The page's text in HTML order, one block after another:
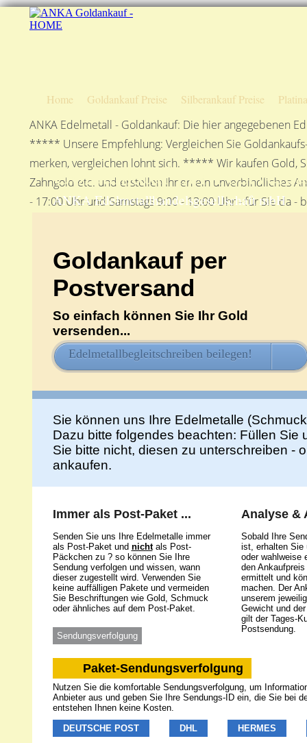
Home Goldankauf Preise Silberankauf Preise
ANKA Edelmetall - Goldankauf: Die hier angegebenen
***** Unsere Empfehlung: Vergleichen Sie
merken, vergleichen lohnt sich. ***** Wir kaufen Gold,
Zahngold etc. und erstellen Ihnen ein unverbindliches
- 17:00 Uhr und Samstags 9:00 - 13:00 Uhr - für Sie
Goldankauf per
ANKA Edelmetallhandelsgesellschaft mbH
Goldankauf per
Postversand
So einfach können Sie Ihr Gold
versenden...
Sie können uns Ihre Edelmetalle
Dazu bitte folgendes beachten: Füllen Sie
Sie bitte nicht, diesen zu unterschreiben -
ankaufen.
Immer als Post-Paket ...
Senden Sie uns Ihre Edelmetalle immer
als Post-Paket und nichtals Post-
Päckchen zu ? so können Sie Ihre
Sendung verfolgen und wissen, wann
dieser zugestellt wird. Verwenden Sie
keine auffälligen Pakete und vermeiden
Sie Beschriftungen wie Gold, Schmuck
oder ähnliches auf dem Post-Paket.
Sendungsverfolgung
Analyse &
Sobald Ihre
ist, erhalten Sie
oder wahlweise
den
ermittelt und
machen. Der
unserem
Gewicht und
gilt der Tages-
Postsendung.
Paket-Sendungsverfolgung
Nutzen Sie die komfortable Sendungsverfolgung, um
Anbieter aus und geben Sie Ihre Sendungs-ID ein, die Sie bei
entstehen Ihnen keine Kosten.
DEUTSCHE POST
DHL
HERMES
Edelmetallbegleitschreiben beilegen!